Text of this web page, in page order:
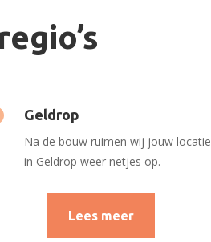
Geldrop
Na de bouw ruimen wij jouw locatie
in Geldrop weer netjes op.
Lees meer